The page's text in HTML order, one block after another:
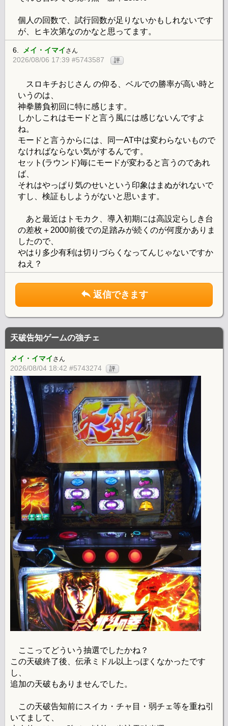
個人の回数で、試行回数が足りないかもしれないです
が、ヒキ次第なのかなと思ってます。
6. メイ・イマイ さん
2026/08/06 17:39 #5743587 評
スロキチおじさん の仰る、ベルでの勝率が高い時と
いうのは、
神拳勝負初回に特に感じます。
しかしこれはモードと言う風には感じないんですよ
ね。
モードと言うからには、同一AT中は変わらないもので
なければならない気がするんです。
セット(ラウンド)毎にモードが変わると言うのであれ
ば、
それはやっぱり気のせいという印象はまぬがれないで
すし、検証もしようがないと思います。
あと最近はトモカク、導入初期には高設定らしき台
の差枚＋2000前後での足踏みが続くのが何度かありま
したので、
やはり多少有利は切りづらくなってんじゃないですか
ねえ？
返信できます
天破告知ゲームの強チェ
メイ・イマイ さん
2026/08/04 18:42 #5743274 評
ここってどういう抽選でしたかね？
この天破終了後、伝承ミドル以上っぽくなかったです
し、
追加の天破もありませんでした。
この天破告知前にスイカ・チャ目・弱チェ等を重ね引
いてまして、